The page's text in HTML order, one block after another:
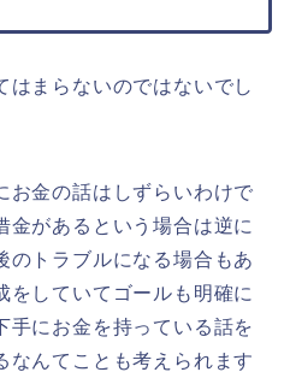
はまらないのではないでし
お金の話はしずらいわけで
金があるという場合は逆に
のトラブルになる場合もあ
をしていてゴールも明確に
手にお金を持っている話を
なんてことも考えられます